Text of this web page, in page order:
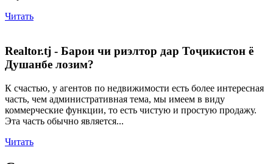
Читать
Realtor.tj - Барои чи риэлтор дар Тоҷикистон ё
Душанбе лозим?
К счастью, у агентов по недвижимости есть более интересная
часть, чем административная тема, мы имеем в виду
коммерческие функции, то есть чистую и простую продажу.
Эта часть обычно является...
Читать